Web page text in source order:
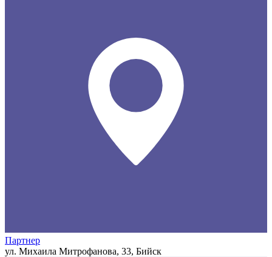
Партнер
ул. Михаила Митрофанова, 33, Бийск